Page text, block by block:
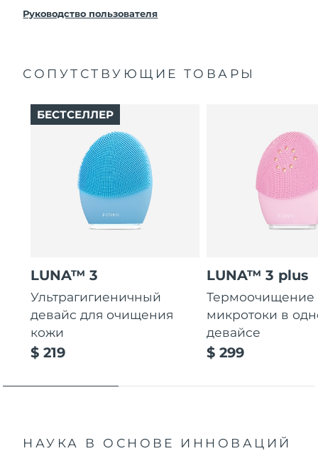
FOREO заменит его бесплатно.
Руководство пользователя
СОПУТСТВУЮЩИЕ ТОВАРЫ
LUNA™ 3
Ультрагигиеничный
девайс для очищения
кожи
$ 219
БЕСТСЕЛЛЕР
LUNA™ 3 plus
Термоочищение
микротоки в
девайсе
$ 299
НАУКА В ОСНОВЕ ИННОВАЦИЙ